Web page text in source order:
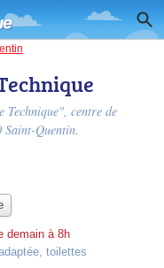
Technique", centre de
Saint-Quentin.
demain à 8h
toilettes